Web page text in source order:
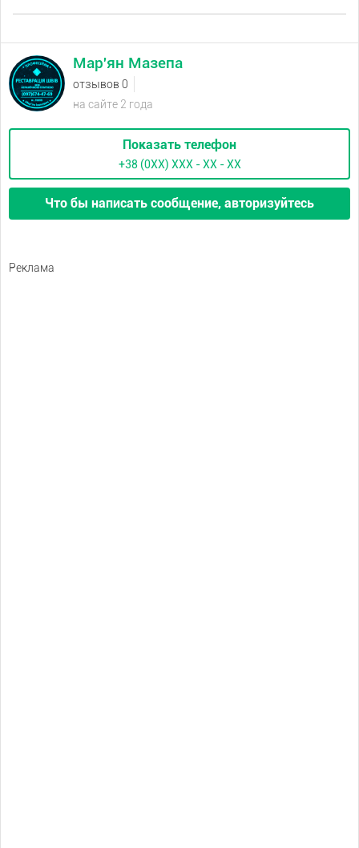
Мар'ян Мазепа
отзывов 0
на сайте 2 года
Показать телефон
+38 (0XX) ХХХ - ХХ - ХХ
Что бы написать сообщение, авторизуйтесь
Реклама